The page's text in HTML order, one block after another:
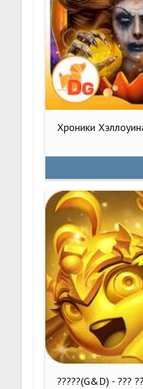
Хроники
?????(G&D) - ???